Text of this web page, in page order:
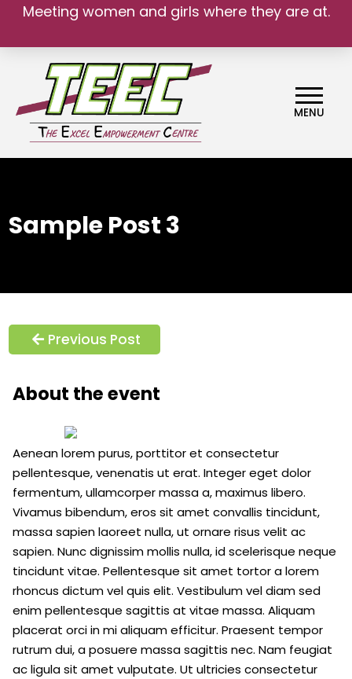
Meeting women and girls where they are at.
MENU
Sample Post 3
Previous Post
About the event
Aenean lorem purus, porttitor et consectetur
pellentesque, venenatis ut erat. Integer eget dolor
fermentum, ullamcorper massa a, maximus libero.
Vivamus bibendum, eros sit amet convallis tincidunt,
massa sapien laoreet nulla, ut ornare risus velit ac
sapien. Nunc dignissim mollis nulla, id scelerisque neque
tincidunt vitae. Pellentesque sit amet tortor a lorem
rhoncus dictum vel quis elit. Vestibulum vel diam sed
enim pellentesque sagittis at vitae massa. Aliquam
placerat orci in mi aliquam efficitur. Praesent tempor
rutrum dui, a posuere massa sagittis nec. Nam feugiat
ac ligula sit amet vulputate. Ut ultricies consectetur